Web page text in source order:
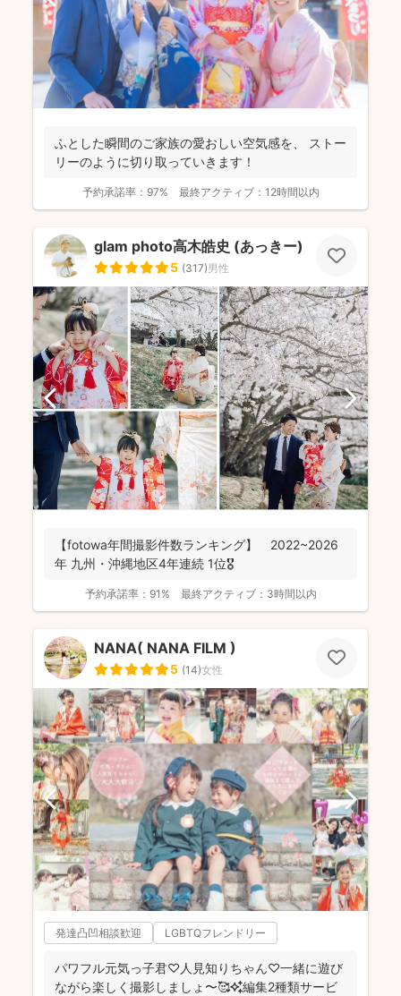
ふとした瞬間のご家族の愛おしい空気感を、 ストー
リーのように切り取っていきます！
予約承諾率： 97% 最終アクティブ： 12時間以内
glam photo高木皓史 (あっきー)
5 (317)男性
【fotowa年間撮影件数ランキング】 2022~2026
年 九州・沖縄地区4年連続 1位🎖️
予約承諾率： 91% 最終アクティブ： 3時間以内
NANA( NANA FILM )
5 (14)女性
発達凸凹相談歓迎 LGBTQフレンドリー
パワフル元気っ子君♡人見知りちゃん♡一緒に遊び
ながら楽しく撮影しましょ〜🥰✨編集2種類サービ